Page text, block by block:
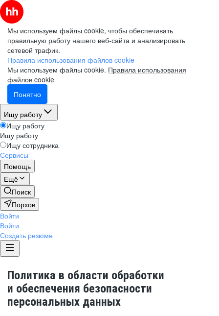
Мы используем файлы cookie, чтобы обеспечивать
правильную работу нашего веб-сайта и анализировать
сетевой трафик.
Правила использования файлов cookie
Мы используем файлы cookie. Правила использования
файлов cookie
Понятно
Ищу работу
Ищу работу
Ищу работу
Ищу сотрудника
Сервисы
Помощь
Ещё
Поиск
Порхов
Войти
Войти
Создать резюме
Политика в области обработки
и обеспечения безопасности
персональных данных